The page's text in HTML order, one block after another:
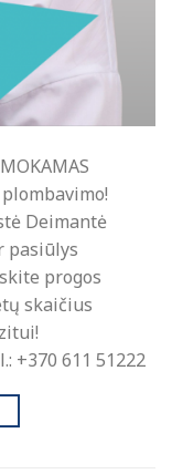
Deimantė
pasiūlys
progos
skaičius
+370 611 51222